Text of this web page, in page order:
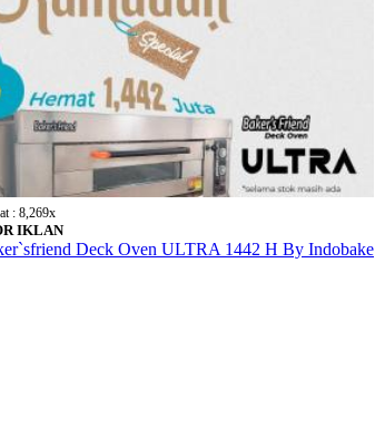
: 8,269x
IKLAN
Deck Oven ULTRA 1442 H By Indobake